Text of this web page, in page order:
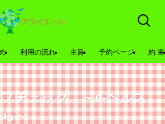
利用の流れ 主旨 予約ページ 約 束
チェック ～e-ヘルス
～